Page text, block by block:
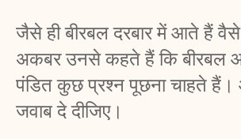
जैसे ही बीरबल दरबार में आते हैं वैसे
अकबर उनसे कहते हैं कि बीरबल
पंडित कुछ प्रश्न पूछना चाहते
जवाब दे दीजिए।